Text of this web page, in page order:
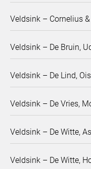
Veldsink – Cornelius
Veldsink – De Bruin,
Veldsink – De Lind,
Veldsink – De Vries,
Veldsink – De Witte,
Veldsink – De Witte,